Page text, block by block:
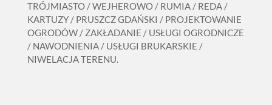
TRÓJMIASTO / WEJHEROWO / RUMIA / REDA /
KARTUZY / PRUSZCZ GDAŃSKI / PROJEKTOWANIE
OGRODÓW / ZAKŁADANIE / USŁUGI OGRODNICZE
/ NAWODNIENIA / USŁUGI BRUKARSKIE /
NIWELACJA TERENU.